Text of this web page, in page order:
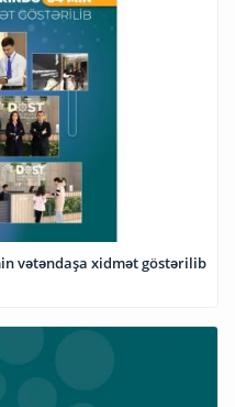
vətəndaşa xidmət göstərilib